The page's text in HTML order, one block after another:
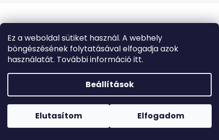
Ez a weboldal sütiket használ. A webhely
böngészésének folytatásával elfogadja azok
használatát. További információ itt.
Beállítások
Elutasítom Elfogadom
Forró napokon nem javasoljuk a csomagautomatákba
történő kézbesítést. A magas hőmérsékletre érzékeny
termékek átvételkor nem biztos, hogy optimális állapotban
u
k
BIODERMA
PHOTODERM
AQUAFLUID
50+
–
LÁTHATATLAN
ARCVÉDŐ
KRÉM,